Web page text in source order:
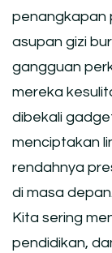
penangkapan
asupan gizi
gangguan
mereka
dibekali
menciptakan
rendahnya
di masa depan.
Kita sering
pendidikan,